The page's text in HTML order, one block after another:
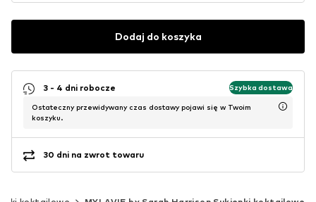
Dodaj do koszyka
3 - 4 dni robocze Szybka dostawa
Ostateczny przewidywany czas dostawy pojawi się w Twoim
koszyku.
30 dni na zwrot towaru